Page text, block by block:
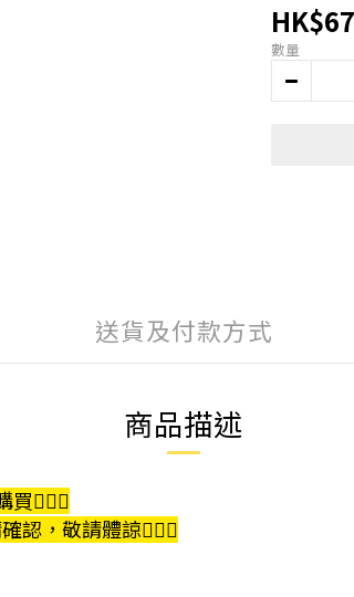
數量
送貨及付款方式
商品描述
🙇🏻‍♀️
認，敬請體諒🙇🏻‍♀️